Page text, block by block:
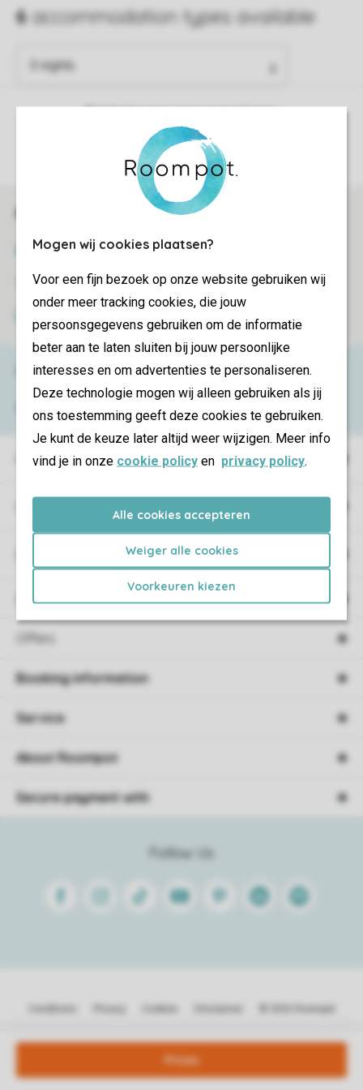
Mogen wij cookies plaatsen?
Voor een fijn bezoek op onze website gebruiken wij
onder meer tracking cookies, die jouw
persoonsgegevens gebruiken om de informatie
beter aan te laten sluiten bij jouw persoonlijke
interesses en om advertenties te personaliseren.
Deze technologie mogen wij alleen gebruiken als jij
ons toestemming geeft deze cookies te gebruiken.
Je kunt de keuze later altijd weer wijzigen. Meer info
vind je in onze cookie policy en privacy policy.
Alle cookies accepteren
Weiger alle cookies
Voorkeuren kiezen
Prices
More info and preferences
Book online securely and quickly
SSL certificate
Secure data transfer
Holiday parks
Special accommodations
Accommodations
Offers
Need help?
View the FAQor contact theContact Center
Follow Us
FacebookInstagram
Tiktok Youtube PinterestLinkedinSpotify
Booking information
Service
About Roompot
Secure payment with